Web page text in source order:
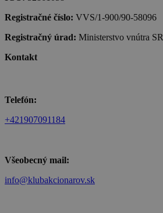
Registračné číslo: VVS/1-900/90-58096
Registračný úrad: Ministerstvo vnútra SR
Kontakt
Telefón:
+421907091184
Všeobecný mail:
info@klubakcionarov.sk